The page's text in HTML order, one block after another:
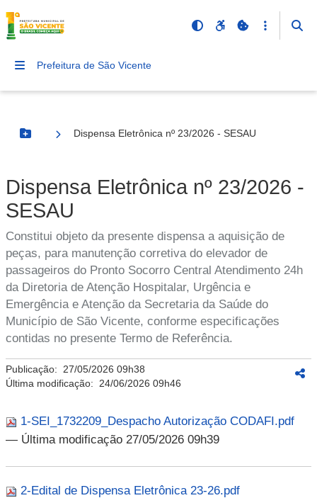
Prefeitura de São Vicente
Botão Menu
Dispensa Eletrônica nº 23/2026 - SESAU
Dispensa Eletrônica nº 23/2026 -
SESAU
Constitui objeto da presente dispensa a aquisição de
peças, para manutenção corretiva do elevador de
passageiros do Pronto Socorro Central Atendimento 24h
da Diretoria de Atenção Hospitalar, Urgência e
Emergência e Atenção da Secretaria da Saúde do
Município de São Vicente, conforme especificações
contidas no presente Termo de Referência.
Publicação: 27/05/2026 09h38
Última modificação: 24/06/2026 09h46
1-SEI_1732209_Despacho Autorização CODAFI.pdf
— Última modificação 27/05/2026 09h39
2-Edital de Dispensa Eletrônica 23-26.pdf